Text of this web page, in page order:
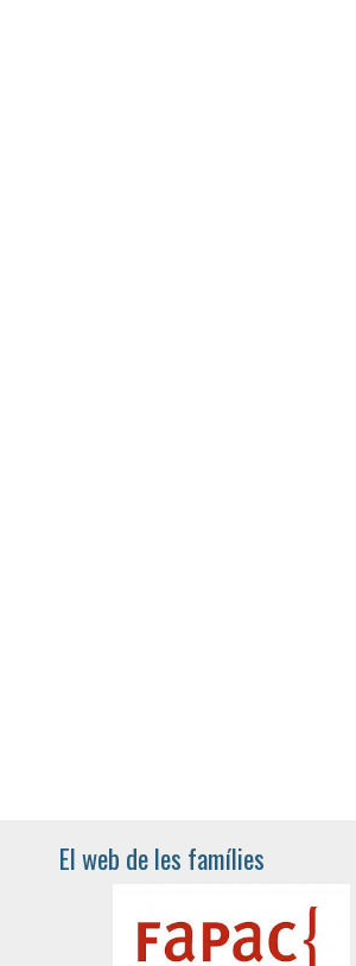
El web de les famílies